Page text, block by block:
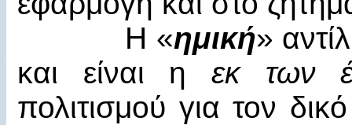
Η «ημική»
και είναι η εκ των
πολιτισμού για τον